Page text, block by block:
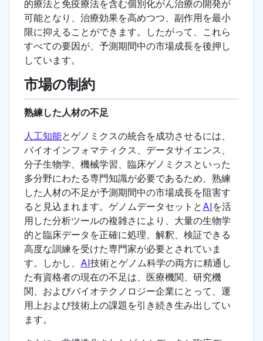
的療法と免疫療法を含む個別化がん治療の開発が
可能となり、治療効果を高めつつ、副作用を最小
限に抑えることができます。したがって、これら
すべての要因が、予測期間中の市場成長を後押し
しています。
市場の制約
熟練した人材の不足
人工知能とゲノミクスの統合を成功させるには、
バイオインフォマティクス、データサイエンス、
分子生物学、機械学習、臨床ゲノミクスといった
多分野にわたる専門知識が必要であるため、熟練
した人材の不足が予測期間中の市場成長を阻害す
ると見込まれます。ゲノムデータセットと AIを活
用した分析ツールの複雑さにより、大量の生物学
的と臨床データを正確に処理、解釈、検証できる
高度な訓練を受けた専門家が必要とされていま
す。しかし、 AI技術とゲノム科学の両方に精通し
た有資格者の現在の不足は、医療機関、研究機
関、およびバイオテクノロジー企業にとって、運
用上および技術上の課題を引き続き生み出してい
ます。